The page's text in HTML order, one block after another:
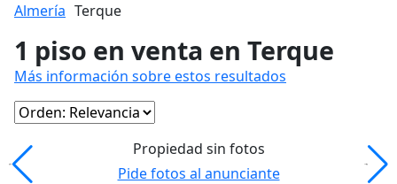
Almería Terque
1 piso en venta en Terque
Más información sobre estos resultados
Propiedad sin fotos
Pide fotos al anunciante